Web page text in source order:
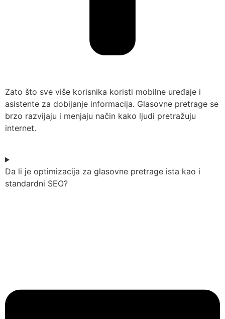
Zato što sve više korisnika koristi mobilne uređaje i
asistente za dobijanje informacija. Glasovne pretrage se
brzo razvijaju i menjaju način kako ljudi pretražuju
internet.
Da li je optimizacija za glasovne pretrage ista kao i
standardni SEO?